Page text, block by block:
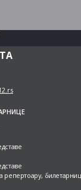
репертоару,